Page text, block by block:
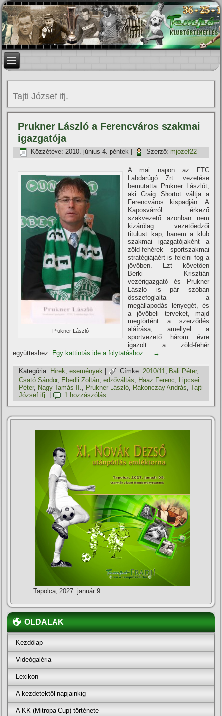
Tajti József ifj.
Prukner László a Ferencváros szakmai
igazgatója
Közzétéve: 2010. június 4. péntek Szerző: mjozef22
Prukner László
A mai napon az FTC
Labdarúgó Zrt. vezetése
bemutatta Prukner Lászlót,
aki Craig Shortot váltja a
Ferencváros kispadján. A
Kaposvárról érkező
szakvezető azonban nem
kizárólag vezetőedzői
titulust kap, hanem a klub
szakmai igazgatójaként a
zöld-fehérek sportszakmai
stratégiájáért is felelni fog a
jövőben. Ezt követően
Berki Krisztián
vezérigazgató és Prukner
László is pár szóban
összefoglalta a
megállapodás lényegét, és
a jövőbeli terveket, majd
megtörtént a szerződés
aláí­rása, amellyel a
sportvezető három évre
igazolt a zöld-fehér
együtteshez. Egy kattintás ide a folytatáshoz.... →
Kategória: Hí­rek, események | Címke: 2010/11, Bali Péter,
Csató Sándor, Ebedli Zoltán,edzőváltás, Haaz Ferenc, Lipcsei
Péter, Nagy Tamás II., Prukner László, Rakonczay András,Tajti
József ifj.
1 hozzászólás
Tapolca, 2027. január 9.
OLDALAK
Kezdőlap
Videógaléria
Lexikon
A kezdetektől napjainkig
A KK (Mitropa Cup) története